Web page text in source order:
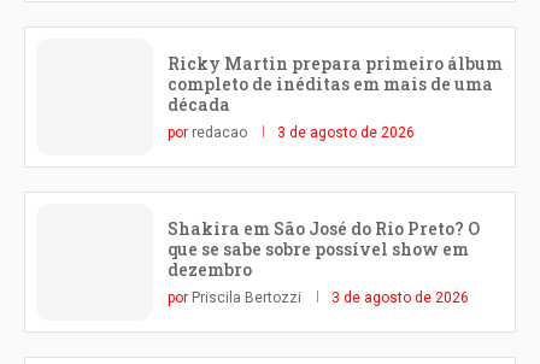
Ricky Martin prepara primeiro álbum
completo de inéditas em mais de uma
década
por redacao 3 de agosto de 2026
Shakira em São José do Rio Preto? O
que se sabe sobre possível show em
dezembro
por Priscila Bertozzi 3 de agosto de 2026